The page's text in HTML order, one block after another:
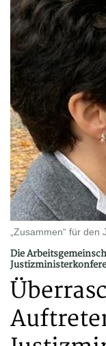
„Zusammen“ für
Die